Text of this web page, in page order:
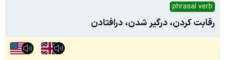
phrasal verb
رقابت کردن، درگیر شدن، درافتادن